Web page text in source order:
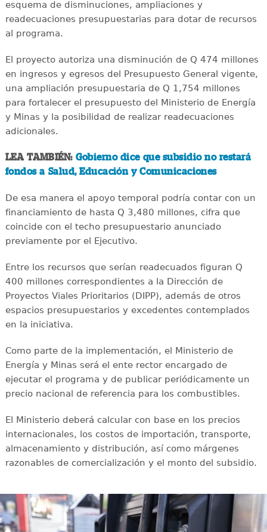
esquema de disminuciones, ampliaciones y
readecuaciones presupuestarias para dotar de recursos
al programa.
El proyecto autoriza una disminución de Q 474 millones
en ingresos y egresos del Presupuesto General vigente,
una ampliación presupuestaria de Q 1,754 millones
para fortalecer el presupuesto del Ministerio de Energía
y Minas y la posibilidad de realizar readecuaciones
adicionales.
LEA TAMBIÉN: Gobierno dice que subsidio no restará
fondos a Salud, Educación y Comunicaciones
De esa manera el apoyo temporal podría contar con un
financiamiento de hasta Q 3,480 millones, cifra que
coincide con el techo presupuestario anunciado
previamente por el Ejecutivo.
Entre los recursos que serían readecuados figuran Q
400 millones correspondientes a la Dirección de
Proyectos Viales Prioritarios (DIPP), además de otros
espacios presupuestarios y excedentes contemplados
en la iniciativa.
Como parte de la implementación, el Ministerio de
Energía y Minas será el ente rector encargado de
ejecutar el programa y de publicar periódicamente un
precio nacional de referencia para los combustibles.
El Ministerio deberá calcular con base en los precios
internacionales, los costos de importación, transporte,
almacenamiento y distribución, así como márgenes
razonables de comercialización y el monto del subsidio.